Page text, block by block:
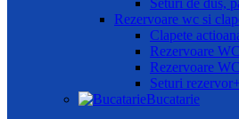
Seturi de dus,
Rezervoare wc si
Clapete
Rezervoare
Rezervoare
Seturi
Bucatarie